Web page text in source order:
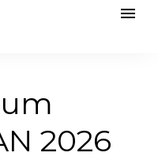
menu
2026